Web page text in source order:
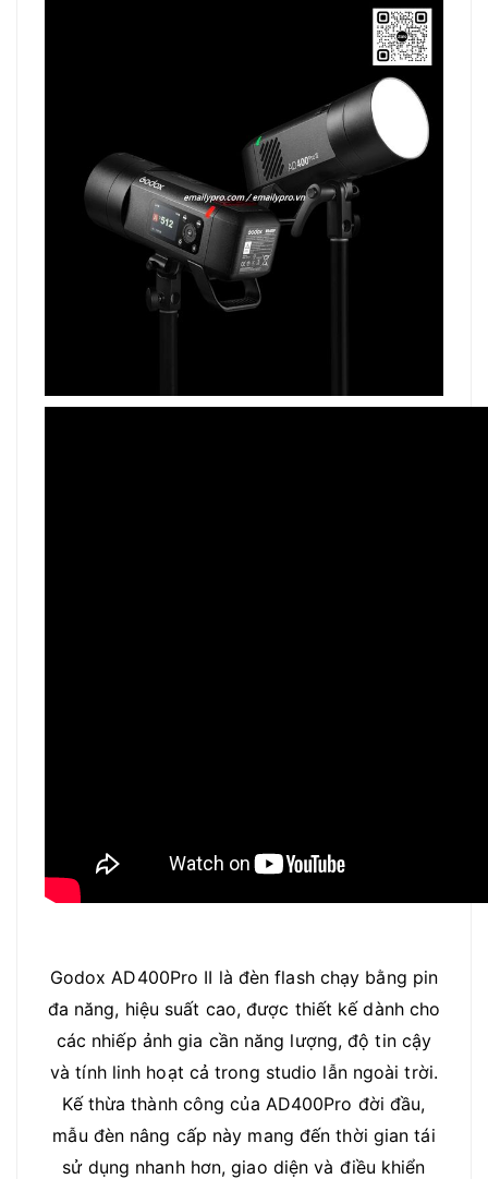
kiểm soát cẩn thận trong studio.
Godox AD400Pro II là đèn flash chạy bằng pin
đa năng, hiệu suất cao, được thiết kế dành cho
các nhiếp ảnh gia cần năng lượng, độ tin cậy
và tính linh hoạt cả trong studio lẫn ngoài trời.
Kế thừa thành công của AD400Pro đời đầu,
mẫu đèn nâng cấp này mang đến thời gian tái
sử dụng nhanh hơn, giao diện và điều khiển